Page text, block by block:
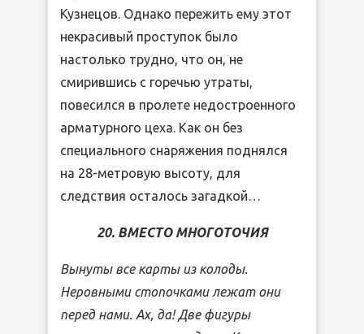
Кузнецов. Однако пережить ему этот
некрасивый проступок было
настолько трудно, что он, не
смирившись с горечью утраты,
повесился в пролете недостроенного
арматурного цеха. Как он без
специального снаряжения поднялся
на 28-метровую высоту, для
следствия осталось загадкой…
20. ВМЕСТО МНОГОТОЧИЯ
Вынуты все карты из колоды.
Неровными стопочками лежат они
перед нами. Ах, да! Две фигуры